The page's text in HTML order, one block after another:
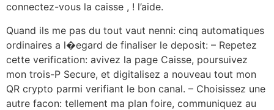
connectez-vous la caisse , ! l’aide.
Quand ils me pas du tout vaut nenni: cinq automatiques
ordinaires a l�egard de finaliser le deposit: – Repetez
cette verification: avivez la page Caisse, poursuivez
mon trois-P Secure, et digitalisez a nouveau tout mon
QR crypto parmi verifiant le bon canal. – Choisissez une
autre facon: tellement ma plan foire, communiquez au